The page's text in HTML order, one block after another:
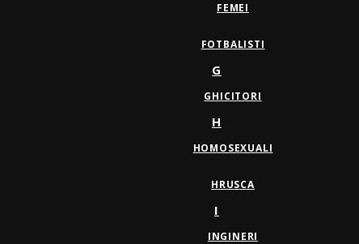
FEMEI
FOTBALISTI
G
GHICITORI
H
HOMOSEXUALI
HRUSCA
I
INGINERI